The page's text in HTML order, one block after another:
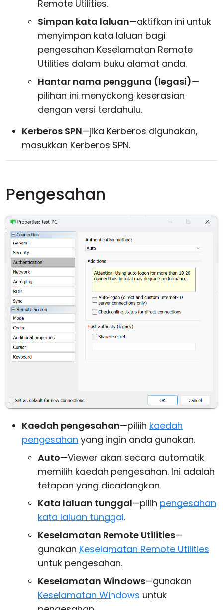
Remote Utilities.
Simpan kata laluan—aktifkan ini untuk
menyimpan kata laluan bagi
pengesahan Keselamatan Remote
Utilities dalam buku alamat anda.
Hantar nama pengguna (legasi)—
pilihan ini menyokong keserasian
dengan versi terdahulu.
Kerberos SPN—jika Kerberos digunakan,
masukkan Kerberos SPN.
Pengesahan
Kaedah pengesahan—piliih kaedah
pengesahan yang ingin anda gunakan.
Auto—Viewer akan secara automatik
memilih kaedah pengesahan. Ini adalah
tetapan yang dicadangkan.
Kata laluan tunggal—pilih pengesahan
kata laluan tunggal.
Keselamatan Remote Utilities—
gunakan Keselamatan Remote Utilities
untuk pengesahan.
Keselamatan Windows—gunakan
Keselamatan Windows untuk